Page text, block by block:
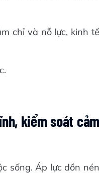
chỉ và nỗ lực, kinh tế
kiểm soát cảm
sống. Áp lực dồn nén